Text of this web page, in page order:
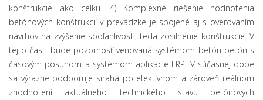
konštrukcie ako celku. 4) Komplexné riešenie hodnotenia
betónových konštrukcií v prevádzke je spojené aj s overovaním
návrhov na zvýšenie spoľahlivosti, teda zosilnenie konštrukcie. V
tejto časti bude pozornosť venovaná systémom betón-betón s
časovým posunom a systémom aplikácie FRP. V súčasnej dobe
sa výrazne podporuje snaha po efektívnom a zároveň reálnom
zhodnotení aktuálneho technického stavu betónových